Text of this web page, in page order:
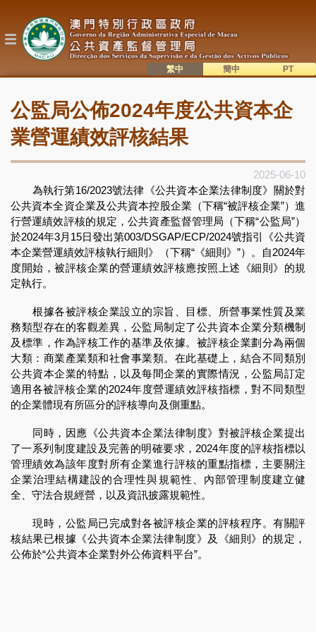
主
目
錄
公監局公佈2024年度公共資本企
業營運績效評核結果
2025-06-10
為執行第16/2023號法律《公共資本企業法律制度》關於對
公共資本全資企業及公共資本控股企業（下稱“被評核企業”）進
行營運績效評核的規定，公共資產監督管理局（下稱“公監局”）
於2024年3月15日發出第003/DSGAP/ECP/2024號指引《公共資
本企業營運績效評核執行細則》（下稱“《細則》”）。自2024年
度開始，被評核企業的營運績效評核應按照上述《細則》的規
定執行。
根據各被評核企業設立的宗旨、目標、所營事業性質及業
務類型存在的客觀差異，公監局制定了公共資本企業分類機制
及標準，作為評核工作的基準及依據。被評核企業劃分為兩個
大類：商業產業類和社會事業類。在此基礎上，結合不同類別
公共資本企業的特點，以及每間企業的實際情況，公監局訂定
適用各被評核企業的2024年度營運績效評核指標，對不同類型
的企業體現有所區分的評核導向及側重點。
同時，因應《公共資本企業法律制度》對被評核企業提出
了一系列制度建設及完善的明確要求，2024年度的評核指標以
管理績效為該年度對所有企業進行評核的重點指標，主要關注
企業治理結構建設的合理性與規範性、內部管理制度建立健
全、守法合規經營，以及資訊披露規範性。
現時，公監局已完成對各被評核企業的評核程序。有關評
核結果已根據《公共資本企業法律制度》及《細則》的規定，
公佈於“公共資本企業對外公佈資料平台”。